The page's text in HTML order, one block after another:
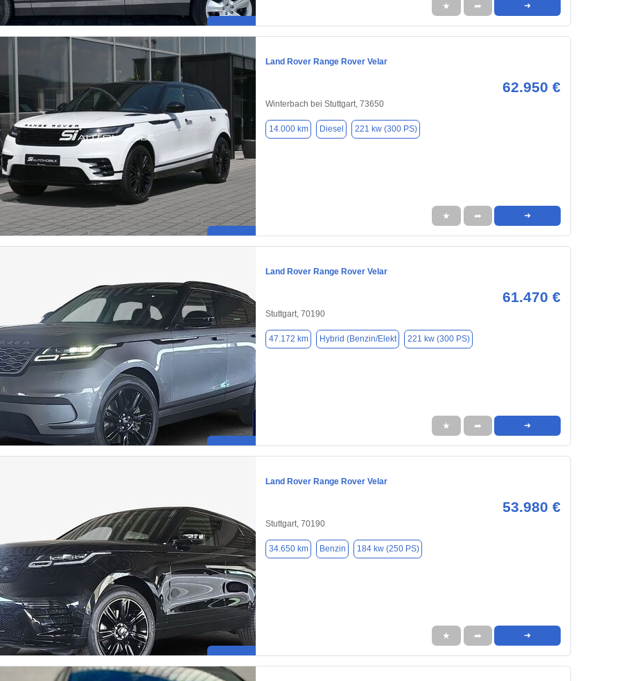
★ ➦ ➜
Land Rover Range Rover Velar
62.950 €
Winterbach bei Stuttgart, 73650
14.000 km Diesel 221 kw (300 PS)
★ ➦ ➜
Land Rover Range Rover Velar
61.470 €
Stuttgart, 70190
47.172 km Hybrid (Benzin/Elekt 221 kw (300 PS)
★ ➦ ➜
Land Rover Range Rover Velar
53.980 €
Stuttgart, 70190
34.650 km Benzin 184 kw (250 PS)
★ ➦ ➜